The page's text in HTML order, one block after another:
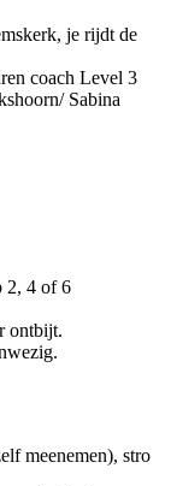
je rijdt de
coach Level 3
Sabina
2, 4 of 6
ontbijt.
meenemen), stro